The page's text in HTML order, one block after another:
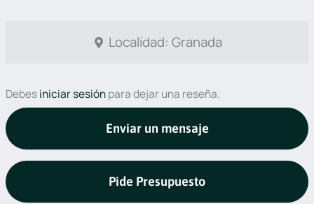
Localidad: Granada
Debesiniciar sesiónpara dejar una reseña.
Enviar un mensaje
Pide Presupuesto